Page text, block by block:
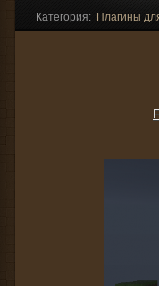
Категория: Плагины